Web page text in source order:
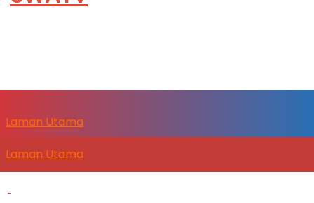
Laman Utama
Laman Utama
SENITV.COM